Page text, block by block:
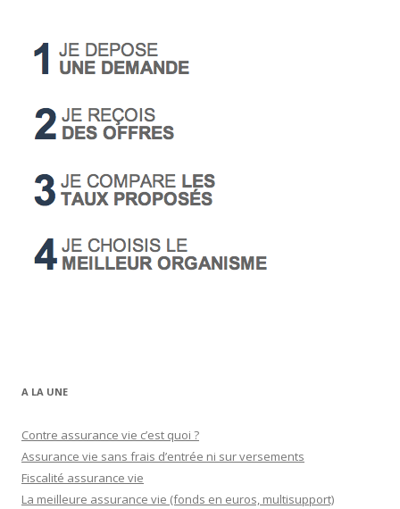
A LA UNE
Contre assurance vie c’est quoi ?
Assurance vie sans frais d’entrée ni sur versements
Fiscalité assurance vie
La meilleure assurance vie (fonds en euros, multisupport)